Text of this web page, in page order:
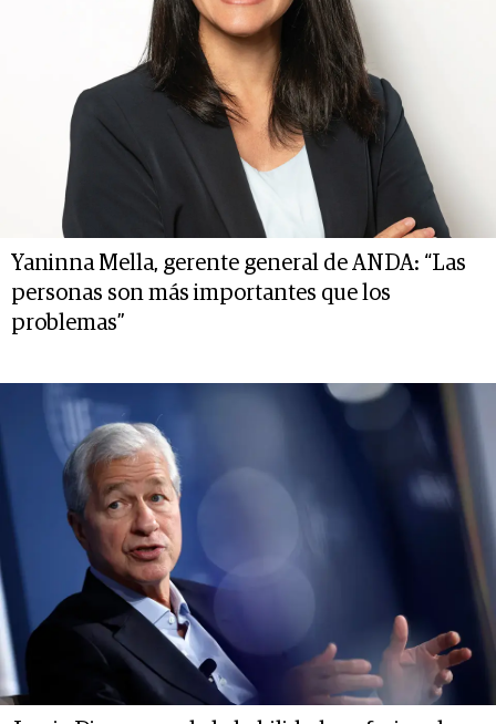
Yaninna Mella, gerente general de ANDA: “Las
personas son más importantes que los
problemas”